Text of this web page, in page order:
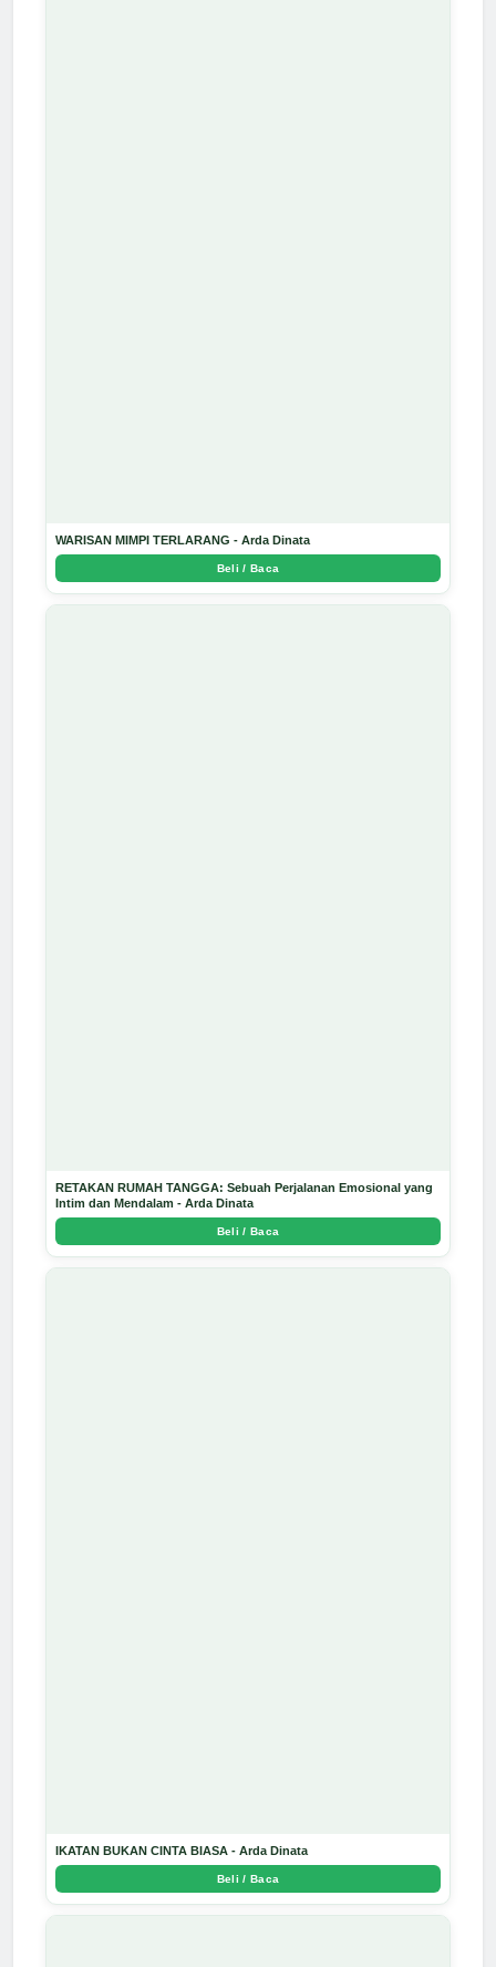
WARISAN MIMPI TERLARANG - Arda Dinata
Beli / Baca
RETAKAN RUMAH TANGGA: Sebuah Perjalanan Emosional yang
Intim dan Mendalam - Arda Dinata
Beli / Baca
IKATAN BUKAN CINTA BIASA - Arda Dinata
Beli / Baca